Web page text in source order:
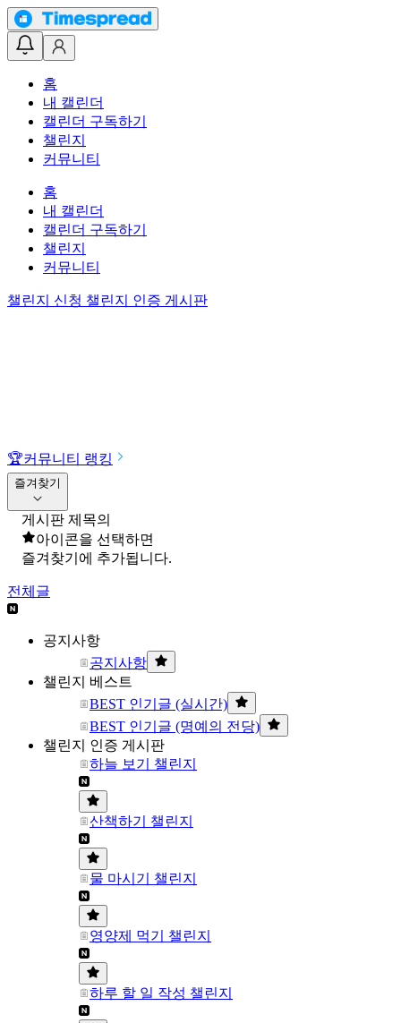
홈
내 캘린더
캘린더 구독하기
챌린지
커뮤니티
홈
내 캘린더
캘린더 구독하기
챌린지
커뮤니티
챌린지 신청 챌린지 인증 게시판
🏆커뮤니티 랭킹
즐겨찾기
게시판 제목의
아이콘을 선택하면
즐겨찾기에 추가됩니다.
전체글
공지사항
공지사항
챌린지 베스트
BEST 인기글 (실시간)
BEST 인기글 (명예의 전당)
챌린지 인증 게시판
하늘 보기 챌린지
산책하기 챌린지
물 마시기 챌린지
영양제 먹기 챌린지
하루 할 일 작성 챌린지